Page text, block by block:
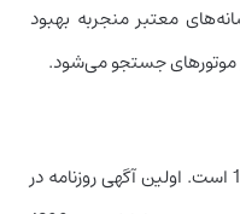
معتبر منجر‌به بهبود
موتور‌های جستجو می‌شود.
آغاز استفاده از رپرتاژ آگهی در سال 1700 است. اولین آگهی روزنامه در